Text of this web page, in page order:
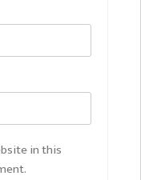
in this